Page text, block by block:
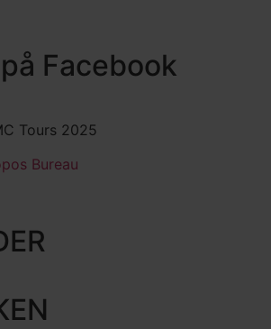
Facebook
Tours 2025
Bureau